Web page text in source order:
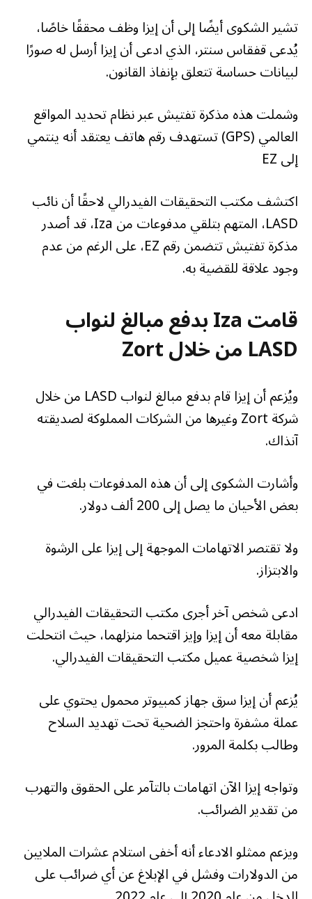
تشير الشكوى أيضًا إلى أن إيزا وظف محققًا خاصًا،
يُدعى قفقاس سنتر، الذي ادعى أن إيزا أرسل له صورًا
لبيانات حساسة تتعلق بإنفاذ القانون.
وشملت هذه مذكرة تفتيش عبر نظام تحديد المواقع
العالمي (GPS) تستهدف رقم هاتف يعتقد أنه ينتمي
إلى EZ
اكتشف مكتب التحقيقات الفيدرالي لاحقًا أن نائب
LASD، المتهم بتلقي مدفوعات من Iza، قد أصدر
مذكرة تفتيش تتضمن رقم EZ، على الرغم من عدم
وجود علاقة للقضية به.
قامت Iza بدفع مبالغ لنواب
LASD من خلال Zort
ويُزعم أن إيزا قام بدفع مبالغ لنواب LASD من خلال
شركة Zort وغيرها من الشركات المملوكة لصديقته
آنذاك.
وأشارت الشكوى إلى أن هذه المدفوعات بلغت في
بعض الأحيان ما يصل إلى 200 ألف دولار.
ولا تقتصر الاتهامات الموجهة إلى إيزا على الرشوة
والابتزاز.
ادعى شخص آخر أجرى مكتب التحقيقات الفيدرالي
مقابلة معه أن إيزا وإيز اقتحما منزلهما، حيث انتحلت
إيزا شخصية عميل مكتب التحقيقات الفيدرالي.
يُزعم أن إيزا سرق جهاز كمبيوتر محمول يحتوي على
عملة مشفرة واحتجز الضحية تحت تهديد السلاح
وطالب بكلمة المرور.
وتواجه إيزا الآن اتهامات بالتآمر على الحقوق والتهرب
من تقدير الضرائب.
ويزعم ممثلو الادعاء أنه أخفى استلام عشرات الملايين
من الدولارات وفشل في الإبلاغ عن أي ضرائب على